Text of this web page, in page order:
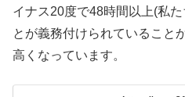
イナス20度で48時間以上(私
とが義務付けられていること
高くなっています。